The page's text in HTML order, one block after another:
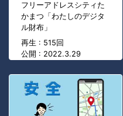
フリーアドレスシティた
かまつ「わたしのデジタ
ル財布」
再生 : 515回
公開 : 2022.3.29